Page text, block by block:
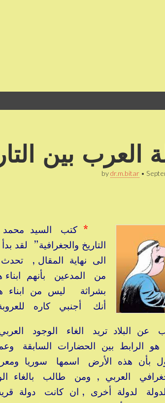
العرب بين
bydr.m.bitar •
* كتب السيد محمد
التاريخ والجغرافية”
الى نهاية المقال ,
من المدعين بأنهم
بشراثة ليس من ابناء
أنك أجنبي كاره
البلاد تريد الغاء الوجود
الرابط بين الحضارات السابقة
العربي , ومن طالب بالغاء
لدولة أخرى , ان كانت دولة